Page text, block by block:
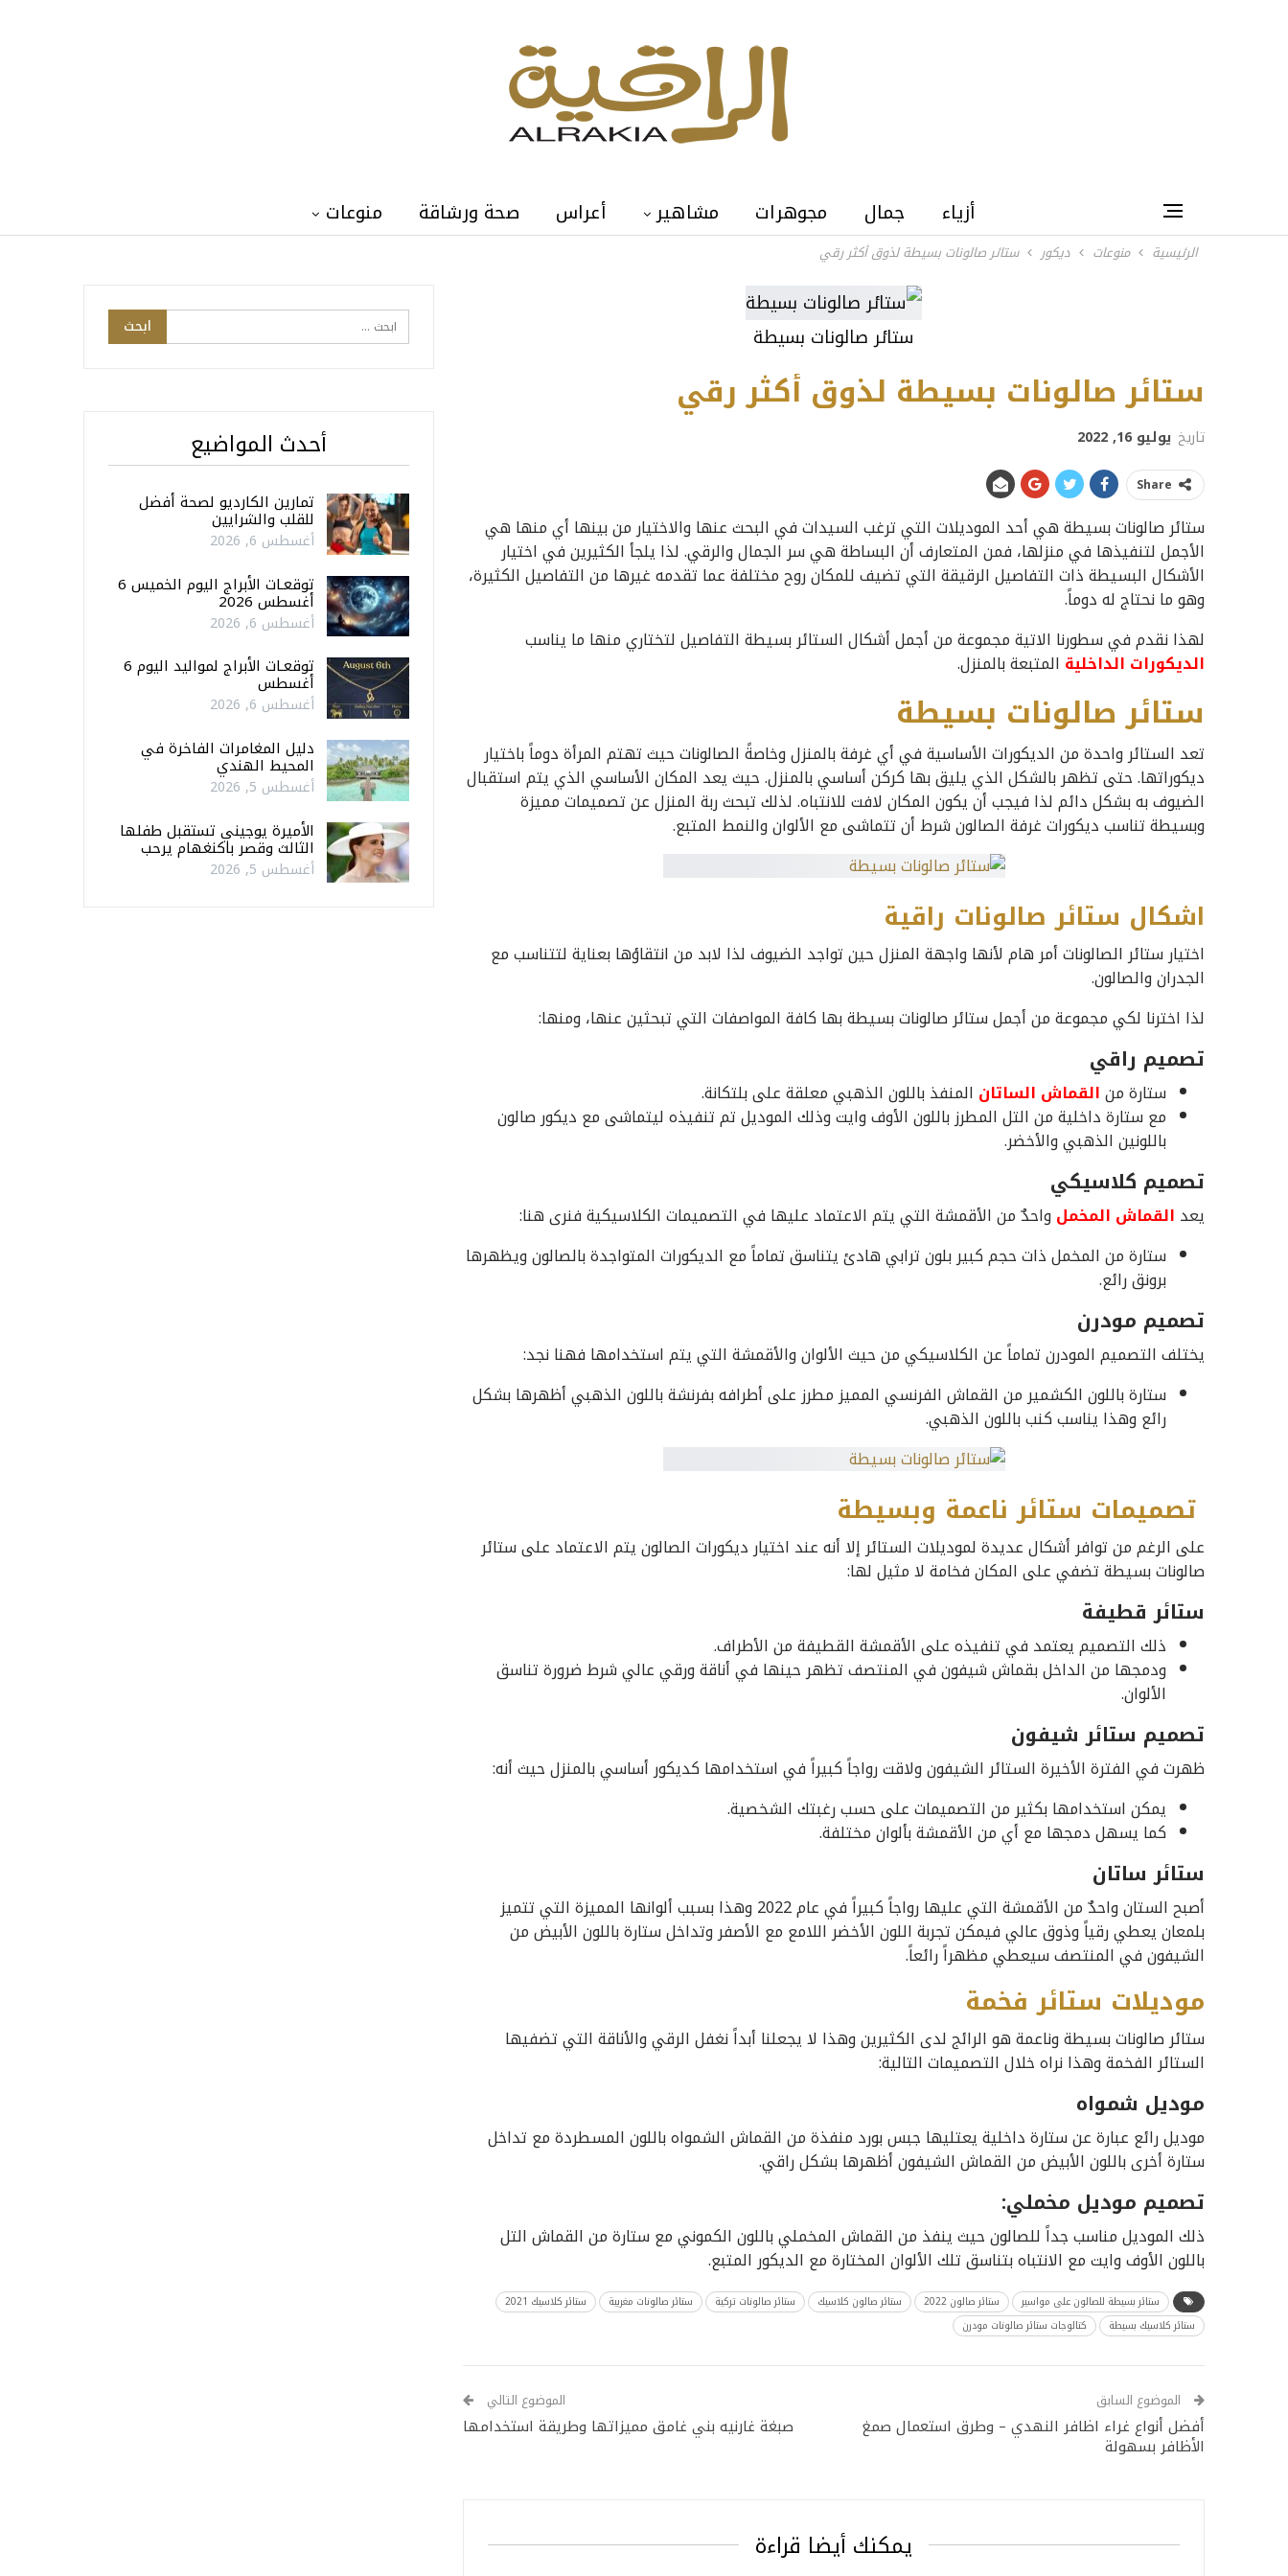
أزياء جمال مجوهرات مشاهير أعراس صحة ورشاقة منوعات
الرئيسية منوعات ديكور ستائر صالونات بسيطة لذوق أكثر رقي
ستائر صالونات بسيطة
ستائر صالونات بسيطة لذوق أكثر رقي
تاريخ يوليو 16, 2022
Share
ستائر صالونات بسيطة هي أحد الموديلات التي ترغب السيدات في البحث عنها والاختيار من بينها أي منها هي
الأجمل لتنفيذها في منزلها، فمن المتعارف أن البساطة هي سر الجمال والرقي. لذا يلجأ الكثيرين في اختيار
الأشكال البسيطة ذات التفاصيل الرقيقة التي تضيف للمكان روح مختلفة عما تقدمه غيرها من التفاصيل الكثيرة،
وهو ما نحتاج له دوماً.
لهذا نقدم في سطورنا الاتية مجموعة من أجمل أشكال الستائر بسيطة التفاصيل لتختاري منها ما يناسب
الديكورات الداخلية المتبعة بالمنزل.
ستائر صالونات بسيطة
تعد الستائر واحدة من الديكورات الأساسية في أي غرفة بالمنزل وخاصةً الصالونات حيث تهتم المرأة دوماً باختيار
ديكوراتها. حتى تظهر بالشكل الذي يليق بها كركن أساسي بالمنزل. حيث يعد المكان الأساسي الذي يتم استقبال
الضيوف به بشكل دائم لذا فيجب أن يكون المكان لافت للانتباه. لذلك تبحث ربة المنزل عن تصميمات مميزة
وبسيطة تناسب ديكورات غرفة الصالون شرط أن تتماشى مع الألوان والنمط المتبع.
اشكال ستائر صالونات راقية
اختيار ستائر الصالونات أمر هام لأنها واجهة المنزل حين تواجد الضيوف لذا لابد من انتقاؤها بعناية لتتناسب مع
الجدران والصالون.
لذا اخترنا لكي مجموعة من أجمل ستائر صالونات بسيطة بها كافة المواصفات التي تبحثين عنها، ومنها:
تصميم راقي
ستارة منالقماش الساتان المنفذ باللون الذهبي معلقة على بلتكانة.
مع ستارة داخلية من التل المطرز باللون الأوف وايت وذلك الموديل تم تنفيذه ليتماشى مع ديكور صالون
باللونين الذهبي والأخضر.
تصميم كلاسيكي
يعد القماش المخمل واحدٌ من الأقمشة التي يتم الاعتماد عليها في التصميمات الكلاسيكية فنرى هنا:
ستارة من المخمل ذات حجم كبير بلون ترابي هادئ يتناسق تماماً مع الديكورات المتواجدة بالصالون ويظهرها
برونق رائع.
تصميم مودرن
يختلف التصميم المودرن تماماً عن الكلاسيكي من حيث الألوان والأقمشة التي يتم استخدامها فهنا نجد:
ستارة باللون الكشمير من القماش الفرنسي المميز مطرز على أطرافه بفرنشة باللون الذهبي أظهرها بشكل
رائع وهذا يناسب كنب باللون الذهبي.
تصميمات ستائر ناعمة وبسيطة
على الرغم من توافر أشكال عديدة لموديلات الستائر إلا أنه عند اختيار ديكورات الصالون يتم الاعتماد على ستائر
صالونات بسيطة تضفي على المكان فخامة لا مثيل لها:
ستائر قطيفة
ذلك التصميم يعتمد في تنفيذه على الأقمشة القطيفة من الأطراف.
ودمجها من الداخل بقماش شيفون في المنتصف تظهر حينها في أناقة ورقي عالي شرط ضرورة تناسق
الألوان.
تصميم ستائر شيفون
ظهرت في الفترة الأخيرة الستائر الشيفون ولاقت رواجاً كبيراً في استخدامها كديكور أساسي بالمنزل حيث أنه:
يمكن استخدامها بكثير من التصميمات على حسب رغبتك الشخصية.
كما يسهل دمجها مع أي من الأقمشة بألوان مختلفة.
ستائر ساتان
أصبح الستان واحدٌ من الأقمشة التي عليها رواجاً كبيراً في عام 2022 وهذا بسبب ألوانها المميزة التي تتميز
بلمعان يعطي رقياً وذوق عالي فيمكن تجربة اللون الأخضر اللامع مع الأصفر وتداخل ستارة باللون الأبيض من
الشيفون في المنتصف سيعطي مظهراً رائعاً.
موديلات ستائر فخمة
ستائر صالونات بسيطة وناعمة هو الرائج لدى الكثيرين وهذا لا يجعلنا أبداً نغفل الرقي والأناقة التي تضفيها
الستائر الفخمة وهذا نراه خلال التصميمات التالية:
موديل شمواه
موديل رائع عبارة عن ستارة داخلية يعتليها جبس بورد منفذة من القماش الشمواه باللون المسطردة مع تداخل
ستارة أخرى باللون الأبيض من القماش الشيفون أظهرها بشكل راقي.
تصميم موديل مخملي:
ذلك الموديل مناسب جداً للصالون حيث ينفذ من القماش المخملي باللون الكموني مع ستارة من القماش التل
باللون الأوف وايت مع الانتباه بتناسق تلك الألوان المختارة مع الديكور المتبع.
ستائر بسيطة للصالون على مواسير ستائر صالون 2022 ستائر صالون كلاسيك ستائر صالونات تركية ستائر صالونات مغربية
ستائر كلاسيك 2021
ستائر كلاسيك بسيطة
كتالوجات ستائر صالونات مودرن
الموضوع السابق
أفضل أنواع غراء اظافر النهدي – وطرق استعمال صمغ
الأظافر بسهولة
الموضوع التالي
صبغة غارنيه بني غامق مميزاتها وطريقة استخدامها
يمكنك أيضا قراءة
أحدث المواضيع
تمارين الكارديو لصحة أفضل
للقلب والشرايين
أغسطس 6, 2026
توقعـات الأبراج اليوم الخميس 6
أغسطس 2026
أغسطس 6, 2026
توقعـات الأبراج لمواليد اليوم 6
أغسطس
أغسطس 6, 2026
دليل المغامرات الفاخرة في
المحيط الهندي
أغسطس 5, 2026
الأميرة يوجيني تستقبل طفلها
الثالث وقصر باكنغهام يرحب
أغسطس 5, 2026